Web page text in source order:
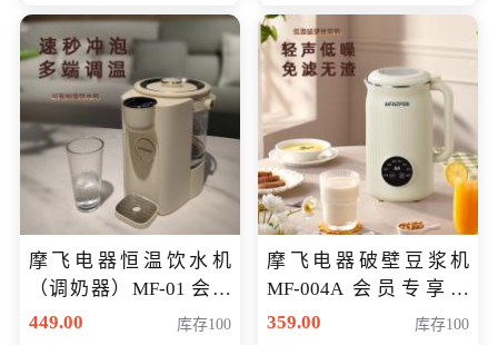
摩飞电器恒温饮水机
（调奶器）MF-01 会员
专享价366元
449.00 库存100
摩飞电器破壁豆浆机
MF-004A 会员专享价
168元
359.00 库存100